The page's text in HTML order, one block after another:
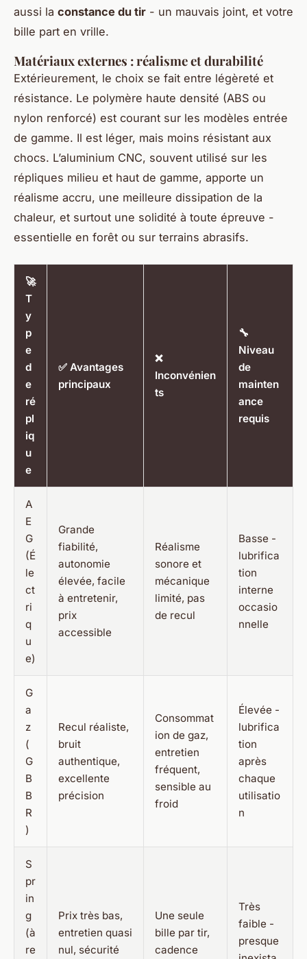
aussi la constance du tir - un mauvais joint, et votre
bille part en vrille.
Matériaux externes : réalisme et durabilité
Extérieurement, le choix se fait entre légèreté et
résistance. Le polymère haute densité (ABS ou
nylon renforcé) est courant sur les modèles entrée
de gamme. Il est léger, mais moins résistant aux
chocs. L’aluminium CNC, souvent utilisé sur les
répliques milieu et haut de gamme, apporte un
réalisme accru, une meilleure dissipation de la
chaleur, et surtout une solidité à toute épreuve -
essentielle en forêt ou sur terrains abrasifs.
🚀
T
y
p
e
d
e
ré
pl
iq
u
e
✅ Avantages
principaux
❌
Inconvénien
ts
🔧
Niveau
de
mainten
ance
requis
A
E
G
(É
le
ct
ri
q
u
e)
Grande
fiabilité,
autonomie
élevée, facile
à entretenir,
prix
accessible
Réalisme
sonore et
mécanique
limité, pas
de recul
Basse -
lubrifica
tion
interne
occasio
nnelle
G
a
z
(
G
B
B
R
)
Recul réaliste,
bruit
authentique,
excellente
précision
Consommat
ion de gaz,
entretien
fréquent,
sensible au
froid
Élevée -
lubrifica
tion
après
chaque
utilisatio
n
S
pr
in
g
(à
re
Prix très bas,
entretien quasi
nul, sécurité
Une seule
bille par tir,
cadence
Très
faible -
presque